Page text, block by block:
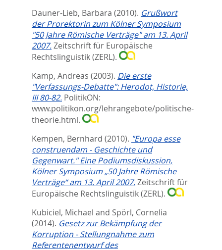
Dauner-Lieb, Barbara (2010). Grußwort
der Prorektorin zum Kölner Symposium
"50 Jahre Römische Verträge" am 13. April
2007.Zeitschrift für Europäische
Rechtslinguistik (ZERL).
Kamp, Andreas (2003). Die erste
"Verfassungs-Debatte": Herodot, Historie,
III 80-82. PolitikON:
www.politikon.org/lehrangebote/politische-
theorie.html.
Kempen, Bernhard (2010). "Europa esse
construendam - Geschichte und
Gegenwart." Eine Podiumsdiskussion,
Kölner Symposium „50 Jahre Römische
Verträge“ am 13. April 2007.Zeitschrift für
Europäische Rechtslinguistik (ZERL).
Kubiciel, Michael and Spörl, Cornelia
(2014). Gesetz zur Bekämpfung der
Korruption - Stellungnahme zum
Referentenentwurf des